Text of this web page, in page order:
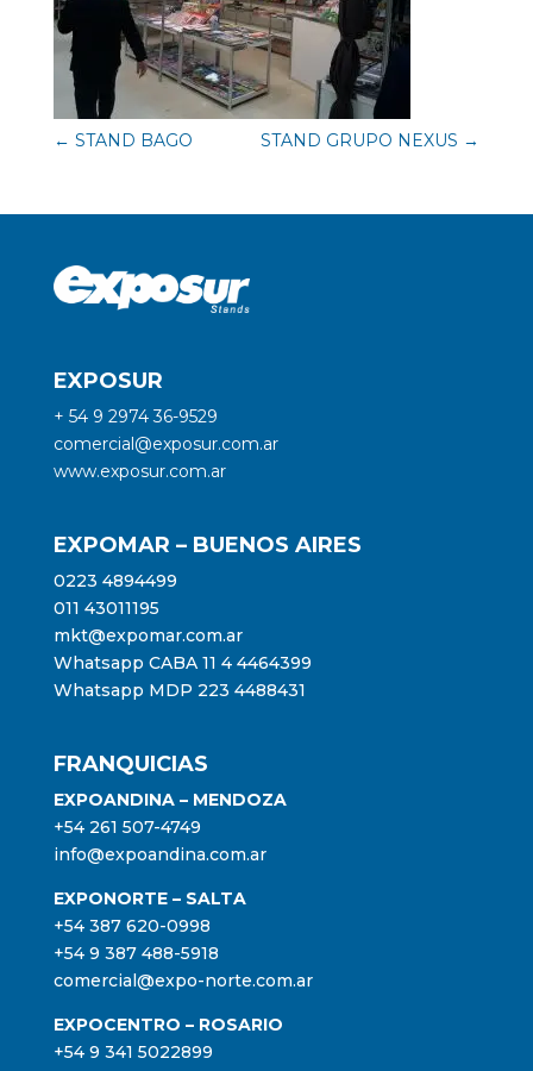
← STAND BAGO STAND GRUPO NEXUS →
EXPOSUR
+ 54 9 2974 36-9529
comercial@exposur.com.ar
www.exposur.com.ar
EXPOMAR – BUENOS AIRES
0223 4894499
011 43011195
mkt@expomar.com.ar
Whatsapp CABA 11 4 4464399
Whatsapp MDP 223 4488431
FRANQUICIAS
EXPOANDINA – MENDOZA
+54 261 507-4749
info@expoandina.com.ar
EXPONORTE – SALTA
+54 387 620-0998
+54 9 387 488-5918
comercial@expo-norte.com.ar
EXPOCENTRO – ROSARIO
+54 9 341 5022899